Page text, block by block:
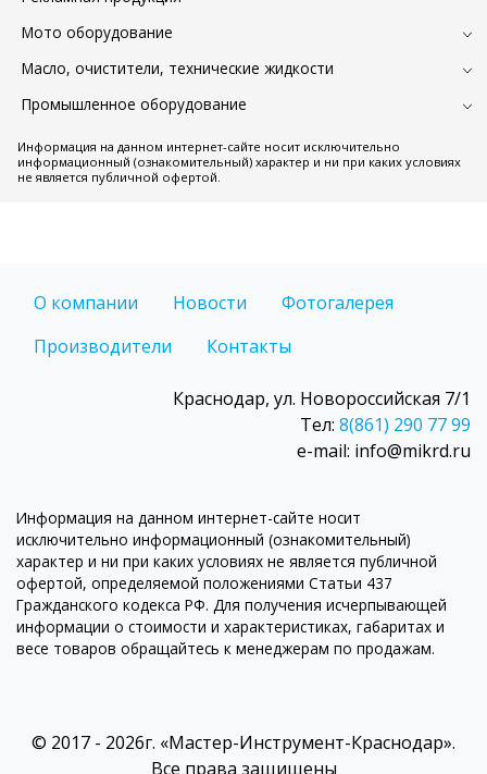
Мото оборудование
Масло, очистители, технические жидкости
Промышленное оборудование
Информация на данном интернет-сайте носит исключительно
информационный (ознакомительный) характер и ни при каких условиях
не является публичной офертой.
О компании Новости
Фотогалерея
Производители
Контакты
Краснодар, ул. Новороссийская 7/1
Тел: 8(861) 290 77 99
e-mail: info@mikrd.ru
Информация на данном интернет-сайте носит
исключительно информационный (ознакомительный)
характер и ни при каких условиях не является публичной
офертой, определяемой положениями Статьи 437
Гражданского кодекса РФ. Для получения исчерпывающей
информации о стоимости и характеристиках, габаритах и
весе товаров обращайтесь к менеджерам по продажам.
© 2017 - 2026г. «Мастер-Инструмент-Краснодар».
Все права защищены